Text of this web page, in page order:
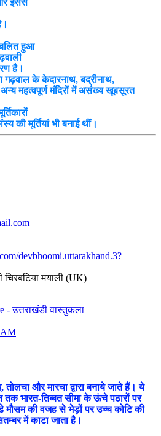
इससे
हुआ
है।
के केदारनाथ, बद्रीनाथ,
महत्वपूर्ण मंदिरों में असंख्य खूबसूरत
की मूर्तियां भी बनाई थीं।
devbhoomi.uttarakhand.3?
मयाली (UK)
- उत्तराखंडी वास्तुकला
AM
और मारचा द्वारा बनाये जाते हैं। ये
भारत-तिब्बत सीमा के ऊंचे पठारों पर
मौसम की वजह से भेड़ों पर उच्च कोटि की
में काटा जाता है।